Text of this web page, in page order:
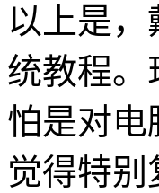
以上是
统教程。
怕是对电
觉得特